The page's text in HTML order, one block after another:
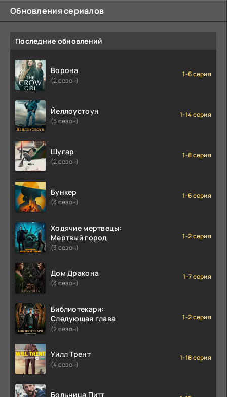
Обновления сериалов
Последние обновлений
Ворона
(2 сезон)
1-6 серия
Йеллоустоун
(5 сезон)
1-14 серия
Шугар
(2 сезон)
1-8 серия
Бункер
(3 сезон)
1-6 серия
Ходячие мертвецы:
Мертвый город
(3 сезон)
1-2 серия
Дом Дракона
(3 сезон)
1-7 серия
Библиотекари:
Следующая глава
(2 сезон)
1-2 серия
Уилл Трент
(4 сезон)
1-18 серия
Больница Питт